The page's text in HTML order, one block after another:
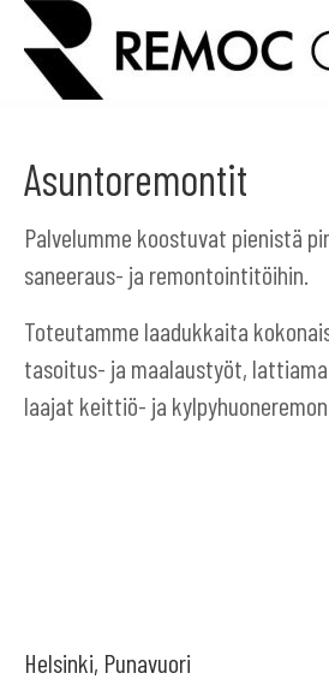
Asuntoremontit
Palvelumme koostuvat pienistä
saneeraus- ja remontointitöihin.
Toteutamme laadukkaita
tasoitus- ja maalaustyöt,
laajat keittiö- ja
Helsinki, Punavuori